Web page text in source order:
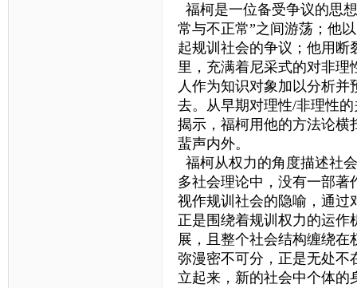
福柯是一位备受争议的思
常与不正常”之间游荡；他
起规训社会的争议；他用断
里，充满着尼采式的对非理
人作为知识对象加以分析
去。从早期对理性/非理性
揭示，福柯用他的方法论横
蜚声内外。
福柯从权力的角度描述社
多社会理论中，没有一部著
视作规训社会的隐喻，通过
正是围绕着规训权力的运作
展，且整个社会结构缠绕
弥漫密不可分，正是无处不
立起来，新的社会中个体的